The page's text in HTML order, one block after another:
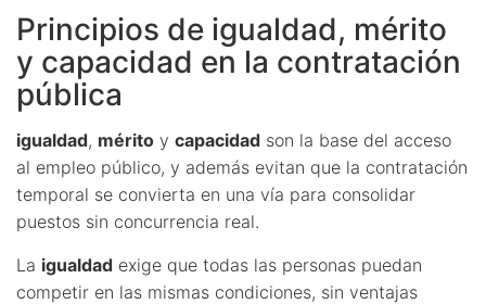
Principios de igualdad, mérito
y capacidad en la contratación
pública
igualdad, mérito y capacidad son la base del acceso
al empleo público, y además evitan que la contratación
temporal se convierta en una vía para consolidar
puestos sin concurrencia real.
La igualdad exige que todas las personas puedan
competir en las mismas condiciones, sin ventajas